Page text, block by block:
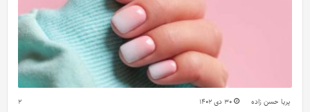
پریا حسن زاده 30 دی 1402 2